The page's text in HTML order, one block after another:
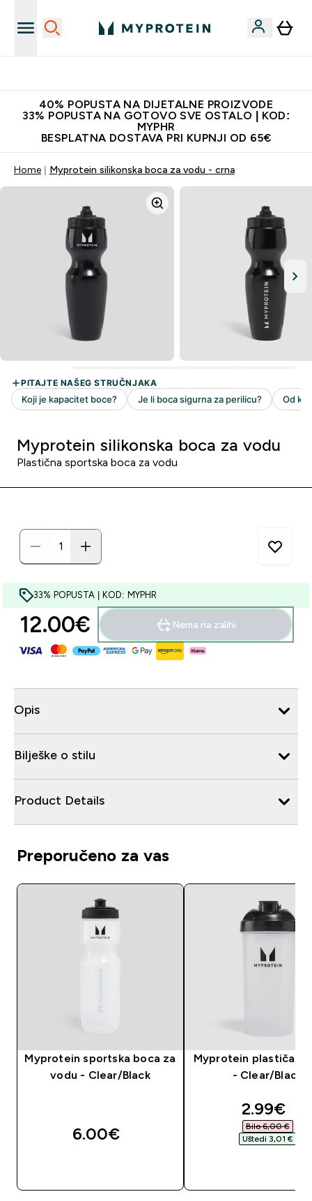
40% POPUSTA NA DIJETALNE PROIZVODE
33% POPUSTA NA GOTOVO SVE OSTALO | KOD:
MYPHR
BESPLATNA DOSTAVA PRI KUPNJI OD 65€
Home Myprotein silikonska boca za vodu - crna
Myprotein silikonska boca za vodu
Plastična sportska boca za vodu
33% POPUSTA | KOD: MYPHR
12.00€‎ Nema na zalihi
Opis
Bilješke o stilu
Product Details
Preporučeno za vas
Myprotein sportska boca za
vodu - Clear/Black
6.00€‎
Myprotein plastičan
- Clear/Black
2.99€‎
Bilo 6,00 €‎
Uštedi 3,01 €‎